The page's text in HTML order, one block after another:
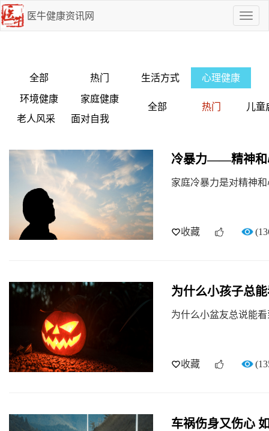
医牛健康资讯网
点
我
全部 热门 生活方式 心理健康
环境健康 家庭健康
全部 热门
儿童
老人风采
面对自我
冷暴力——精神和
家庭冷暴力是对精神
收藏
为什么小孩子总
为什么小盆友总说能看
收藏
车祸伤身又伤心